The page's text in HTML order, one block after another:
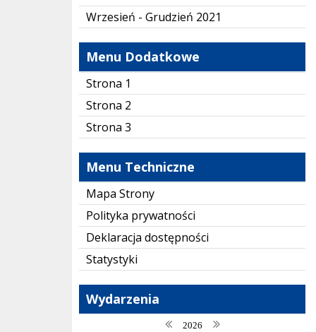
Wrzesień - Grudzień 2021
Menu Dodatkowe
Strona 1
Strona 2
Strona 3
Menu Techniczne
Mapa Strony
Polityka prywatności
Deklaracja dostępności
Statystyki
Wydarzenia
poprzedni rok
2026 następny rok